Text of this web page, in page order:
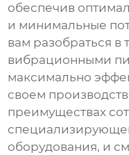
обеспечив
и минимальные
вам разобраться в
вибрационными
максимально
своем
преимуществах
оборудования, и